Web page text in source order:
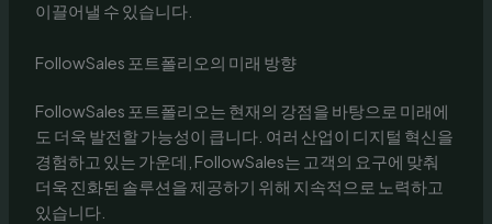
이끌어낼 수 있습니다.
FollowSales 포트폴리오의 미래 방향
FollowSales 포트폴리오는 현재의 강점을 바탕으로 미래에
도 더욱 발전할 가능성이 큽니다. 여러 산업이 디지털 혁신을
경험하고 있는 가운데, FollowSales는 고객의 요구에 맞춰
더욱 진화된 솔루션을 제공하기 위해 지속적으로 노력하고
있습니다.